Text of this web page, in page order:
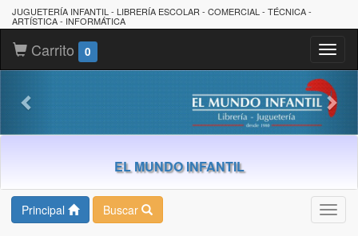
JUGUETERÍA INFANTIL - LIBRERÍA ESCOLAR - COMERCIAL - TÉCNICA -
ARTÍSTICA - INFORMÁTICA
Carrito 0
EL MUNDO INFANTIL
Principal Buscar